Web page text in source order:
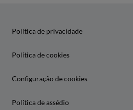
Política de privacidade
Política de cookies
Configuração de cookies
Política de assédio